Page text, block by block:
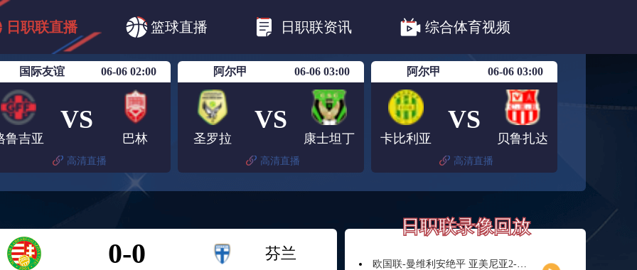
日职联直播 篮球直播 日职联资讯 综合体育视频
日职联 日职联FC东京
日职联广岛三箭
国际友谊 06-06 02:00
鲁吉亚
VS
巴林
高清直播
阿尔甲 06-06 03:00
圣罗拉
VS
康士坦丁
高清直播
阿尔甲 06-06 03:00
卡比利亚
VS
贝鲁扎达
高清直播
0-0 芬兰
日职联录像回放
欧国联-曼维利安绝平 亚美尼亚2-2法罗群岛